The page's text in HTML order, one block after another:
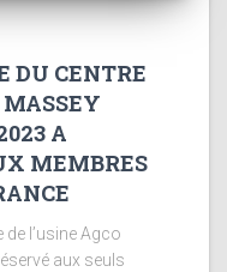
DU CENTRE
MASSEY
A
MEMBRES
l’usine Agco
aux seuls